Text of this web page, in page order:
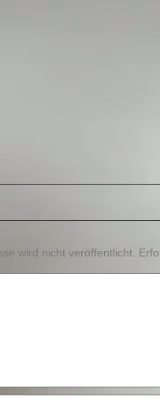
wird nicht veröffentlicht.